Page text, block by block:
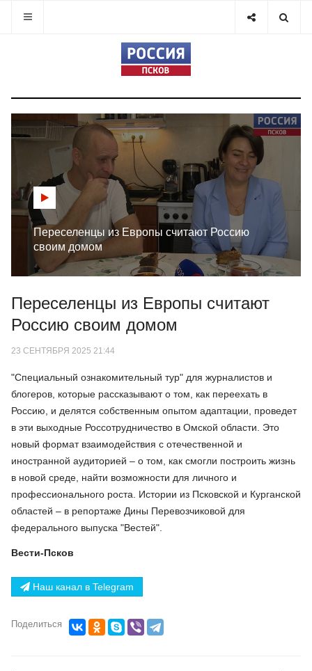
Переселенцы из Европы считают Россию
своим домом
Переселенцы из Европы считают
Россию своим домом
23 СЕНТЯБРЯ 2025 21:44
"Специальный ознакомительный тур" для журналистов и
блогеров, которые рассказывают о том, как переехать в
Россию, и делятся собственным опытом адаптации, проведет
в эти выходные Россотрудничество в Омской области. Это
новый формат взаимодействия с отечественной и
иностранной аудиторией – о том, как смогли построить жизнь
в новой среде, найти возможности для личного и
профессионального роста. Истории из Псковской и Курганской
областей – в репортаже Дины Перевозчиковой для
федерального выпуска "Вестей".
Вести-Псков
Наш канал в Telegram
Поделиться